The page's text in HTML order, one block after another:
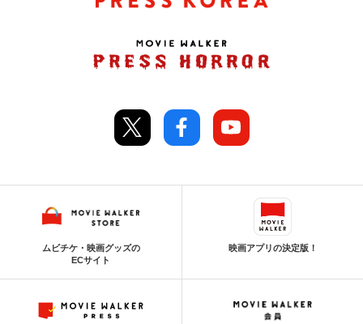
ムビチケ・映画グッズの
ECサイト
映画アプリの決定版！